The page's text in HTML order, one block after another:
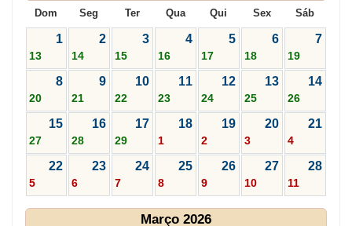
Dom Seg Ter Qua Qui Sex Sáb
1
13
2
14
3
15
4
16
5
17
6
18
7
19
8
20
9
21
10
22
11
23
12
24
13
25
14
26
15
27
16
28
17
29
18
1
19
2
20
3
21
4
22
5
23
6
24
7
25
8
26
9
27
10
28
11
Março 2026